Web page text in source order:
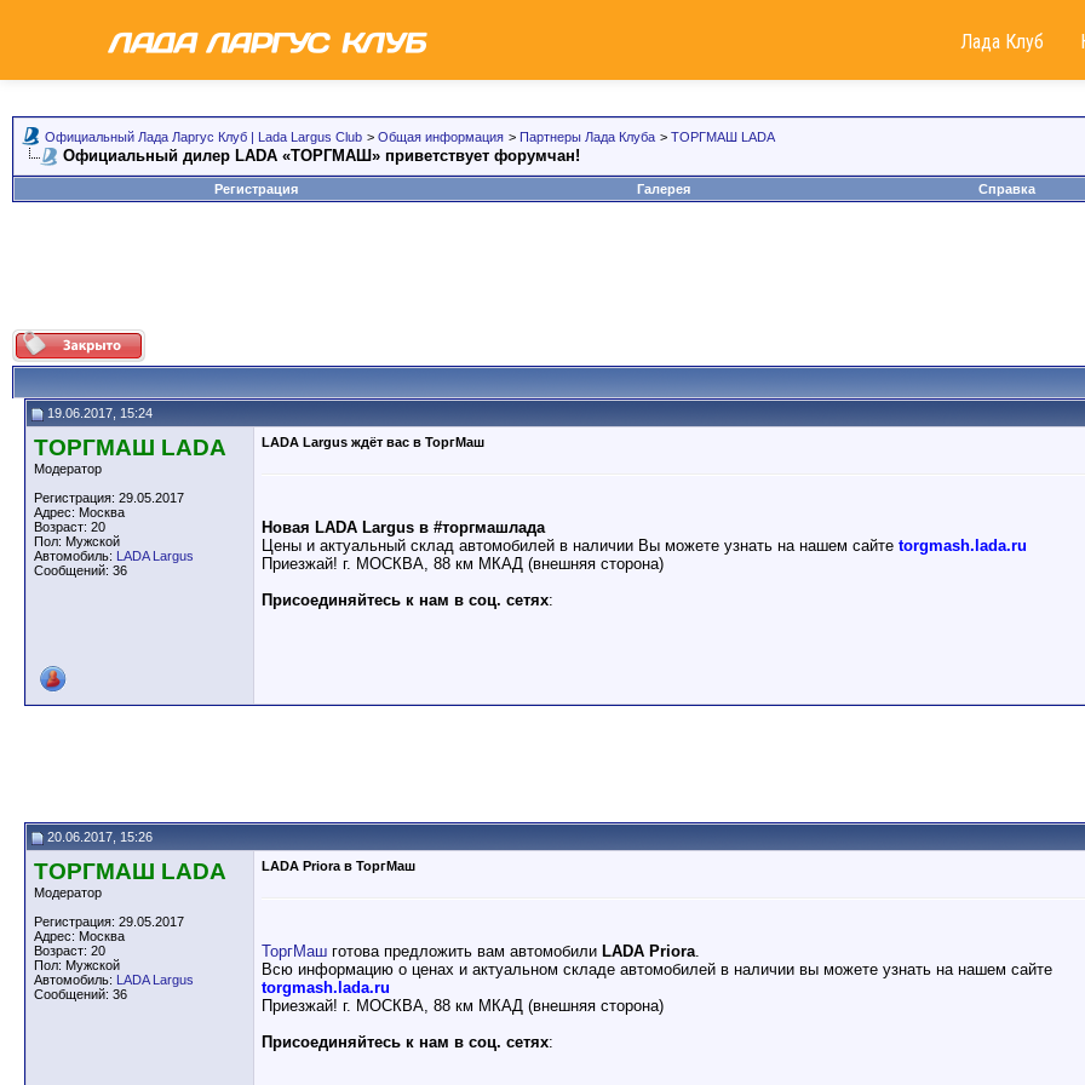
Лада Клуб
Официальный Лада Ларгус Клуб | Lada Largus Club > Общая информация > Партнеры Лада Клуба > ТОРГМАШ LADA
Официальный дилер LADA «ТОРГМАШ» приветствует форумчан!
Регистрация Галерея Справка
19.06.2017, 15:24
ТОРГМАШ LADA
Модератор
Регистрация: 29.05.2017
Адрес: Москва
Возраст: 20
Пол: Мужской
Автомобиль: LADA Largus
Сообщений: 36
LADA Largus ждёт вас в ТоргМаш
Новая LADA Largus в #торгмашлада
Цены и актуальный склад автомобилей в наличии Вы можете узнать на нашем сайте torgmash.lada.ru
Приезжай! г. МОСКВА, 88 км МКАД (внешняя сторона)
Присоединяйтесь к нам в соц. сетях:
20.06.2017, 15:26
ТОРГМАШ LADA
Модератор
Регистрация: 29.05.2017
Адрес: Москва
Возраст: 20
Пол: Мужской
Автомобиль: LADA Largus
Сообщений: 36
LADA Priora в ТоргМаш
ТоргМаш готова предложить вам автомобили LADA Priora.
Всю информацию о ценах и актуальном складе автомобилей в наличии вы можете узнать на нашем сайте
torgmash.lada.ru
Приезжай! г. МОСКВА, 88 км МКАД (внешняя сторона)
Присоединяйтесь к нам в соц. сетях: